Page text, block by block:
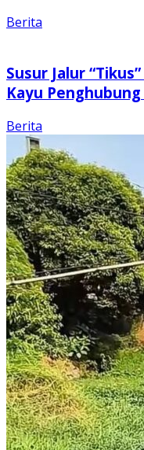
Berita
Susur Jalur
Kayu
Berita